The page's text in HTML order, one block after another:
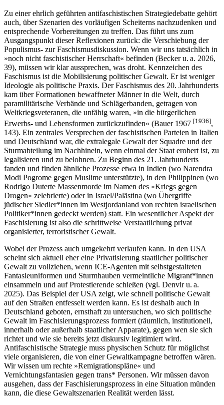
Zu einer ehrlich geführten antifaschistischen Strategiedebatte gehört
auch, über Szenarien des vorläufigen Scheiterns nachzudenken und
entsprechende Vorbereitungen zu treffen. Das führt uns zum
Ausgangspunkt dieser Reflexionen zurück: die Verschiebung der
Populismus- zur Faschismusdiskussion. Wenn wir uns tatsächlich in
»noch nicht faschistischer Herrschaft« befinden (Becker u. a. 2026,
39), müssen wir klar aussprechen, was droht. Kennzeichen des
Faschismus ist die Mobilisierung politischer Gewalt. Er ist weniger
Ideologie als politische Praxis. Der Faschismus des 20. Jahrhunderts
kam über Formationen bewaffneter Männer in die Welt, durch
paramilitärische Verbände und Schlägerbanden, getragen von
Weltkriegsveteranen, die unfähig waren, »in die bürgerlichen
Erwerbs- und Lebensformen zurückzufinden« (Bauer 1967 [1936],
143). Ein zentrales Versprechen der faschistischen Parteien in Italien
und Deutschland war, die extralegale Gewalt der Squadre und der
Sturmabteilung im Nachhinein, wenn einmal der Staat erobert ist, zu
legalisieren und zu belohnen. Zu Beginn des 21. Jahrhunderts
fanden und finden ähnliche Prozesse etwa in Indien (wo Narendra
Modi Pogrome gegen Muslime unterstützte), in den Philippinen (wo
Rodrigo Duterte Massenmorde im Namen des »Kriegs gegen
Drogen« zelebrierte) oder in Israel/Palästina (wo Übergriffe
jüdischer Siedler*innen im Westjordanland von rechten israelischen
Politiker*innen gedeckt werden) statt. Ein wesentlicher Aspekt der
Faschisierung ist also die schrittweise Verstaatlichung privat
organisierter, terroristischer Gewalt.
Wobei der Prozess auch umgekehrt verlaufen kann. In den USA
scheint sich aktuell eher eine Privatisierung staatlicher politischer
Gewalt zu vollziehen, wenn ICE-Agenten mit selbstgestalteten
Fantasieuniformen und Sturmhauben vermeintliche Migrant*innen
einsammeln und auf Protestierende schießen (vgl. Denvir u. a.
2025). Das Beispiel der USA zeigt, wie schnell politische Gewalt
auf den Straßen entfesselt werden kann. Es ist deshalb auch in
Deutschland geboten, ernsthaft zu untersuchen, wo sich politische
Gewalt im Faschisierungsprozess formiert (räumlich, institutionell,
innerhalb oder außerhalb staatlicher Apparate), gegen wen sie sich
richtet und wie sie bereits jetzt diskursiv legitimiert wird.
Antifaschistische Strategie muss physischen Schutz für möglichst
viele organisieren, die von einer Gewaltkampagne betroffen wären.
Wir wissen um rechte »Remigrationspläne« und
Vernichtungsfantasien gegen trans* Personen. Wir müssen davon
ausgehen, dass der Faschisierungsprozess in eine Situation münden
kann, die diese Gewaltszenarien Realität werden lässt.